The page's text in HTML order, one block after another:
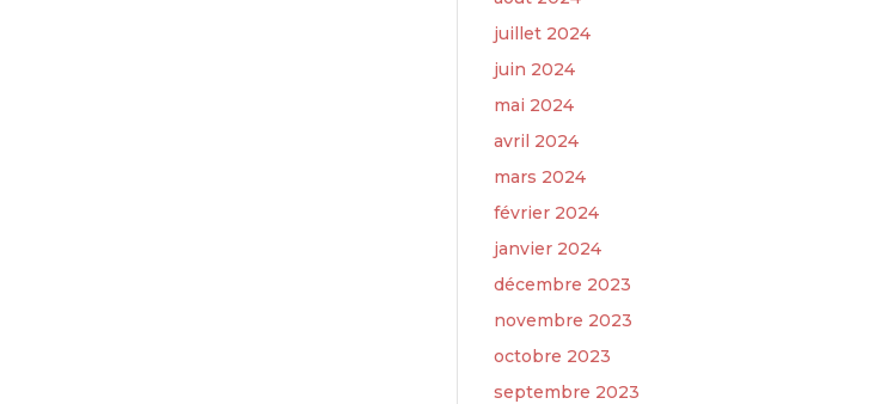
juillet 2024
juin 2024
mai 2024
avril 2024
mars 2024
février 2024
janvier 2024
décembre 2023
novembre 2023
octobre 2023
septembre 2023